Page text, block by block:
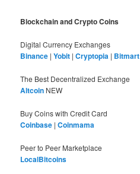
Blockchain and Crypto Coins
Digital Currency Exchanges
Binance |Yobit |Cryptopia | Bitmart
The Best Decentralized Exchange
Altcoin NEW
Buy Coins with Credit Card
Coinbase |Coinmama
Peer to Peer Marketplace
LocalBitcoins